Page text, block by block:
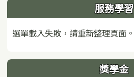
服務學習
選單載入失敗，請重新整理頁面。
獎學金